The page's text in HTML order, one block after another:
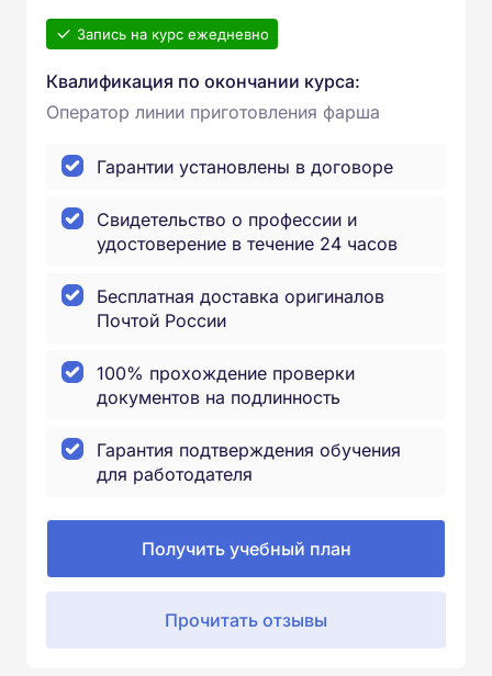
Запись на курс ежедневно
Квалификация по окончании курса:
Оператор линии приготовления фарша
Гарантии установлены в договоре
Свидетельство о профессии и
удостоверение в течение 24 часов
Бесплатная доставка оригиналов
Почтой России
100% прохождение проверки
документов на подлинность
Гарантия подтверждения обучения
для работодателя
Получить учебный план
Прочитать отзывы